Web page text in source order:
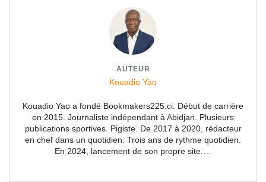
AUTEUR
Kouadio Yao
Kouadio Yao a fondé Bookmakers225.ci. Début de carrière
en 2015. Journaliste indépendant à Abidjan. Plusieurs
publications sportives. Pigiste. De 2017 à 2020, rédacteur
en chef dans un quotidien. Trois ans de rythme quotidien.
En 2024, lancement de son propre site.…